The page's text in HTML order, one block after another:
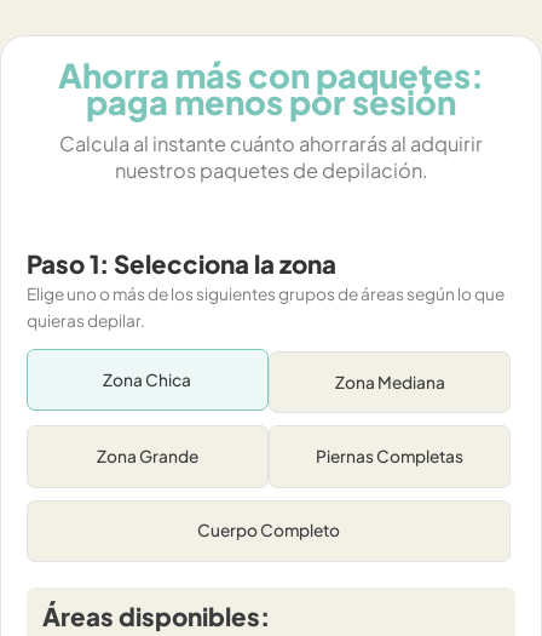
Ahorra más con paquetes:
paga menos por sesión
Calcula al instante cuánto ahorrarás al adquirir
nuestros paquetes de depilación.
Paso 1: Selecciona la zona
Elige uno o más de los siguientes grupos de áreas según lo que
quieras depilar.
Zona Chica Zona Mediana
Zona Grande Piernas Completas
Cuerpo Completo
Áreas disponibles: